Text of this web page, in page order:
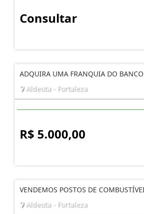
Consultar
ADQUIRA UMA FRANQUIA DO
Aldeota - Fortaleza
R$ 5.000,00
VENDEMOS POSTOS DE
Aldeota - Fortaleza